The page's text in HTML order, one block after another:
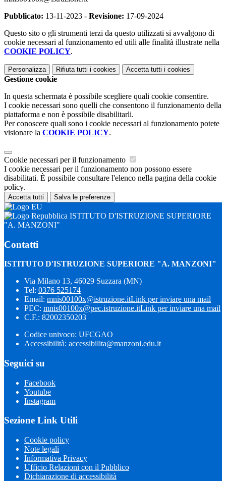
Pubblicato: 13-11-2023 - Revisione: 17-09-2024
Questo sito o gli strumenti terzi da questo utilizzati si avvalgono di
cookie necessari al funzionamento ed utili alle finalità illustrate nella
COOKIE POLICY.
Personalizza Rifiuta tutti i cookies Accetta tutti i cookies
Gestione cookie
In questa schermata è possibile scegliere quali cookie consentire.
I cookie necessari sono quelli che consentono il funzionamento della
piattaforma e non è possibile disabilitarli.
Per conoscere quali sono i cookie necessari al funzionamento potete
visionare la COOKIE POLICY.
Cookie necessari per il funzionamento
I cookie necessari per il funzionamento non possono essere
disabilitati. È possibile consultare l'elenco nella pagina della cookie
policy.
Accetta tutti Salva le preferenze
ISTITUTO D'ISTRUZIONE SUPERIORE
"A. MANZONI"
Contatti
ISTITUTO D'ISTRUZIONE SUPERIORE "A. MANZONI"
Via Milano 13, 46029 Suzzara (MN)
Tel: 0376 525174
Email: mnis00100x@istruzione.itLink per inviare una mail
PEC: mnis00100x@pec.istruzione.itLink per inviare una mail
C.F.: 82002350203
Codice univoco: UFCGAO
Accessibilità: accessibilita@manzoni.edu.it
Seguici su
Facebook
Youtube
Instagram
Sezione Link Utili
Cookie policy
Note legali
Informativa Privacy
Ufficio Relazioni con il Pubblico
Dichiarazione di accessibilità